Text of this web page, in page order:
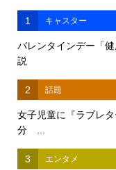
1 キャスター
バレンタインデー「
説
2 話題
女子児童に『ラブレ
分 ...
3 エンタメ